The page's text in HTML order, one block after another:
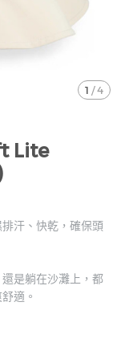
1 /4
Lite
汗、快乾，確保頭
是躺在沙灘上，都
適。